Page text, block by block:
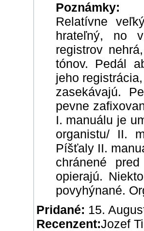
Poznámky:
Relatívne
hrateľný, no
registrov
tónov. Pedál
jeho
zasekávajú.
pevne
I. manuálu je
organistu/ II.
Píšťaly II.
chránené
opierajú.
povyhýnané.
Pridané: 15.
Recenzent:Jozef